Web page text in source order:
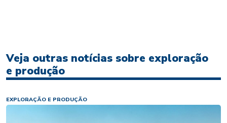
Veja outras notícias sobre exploração
e produção
EXPLORAÇÃO E PRODUÇÃO